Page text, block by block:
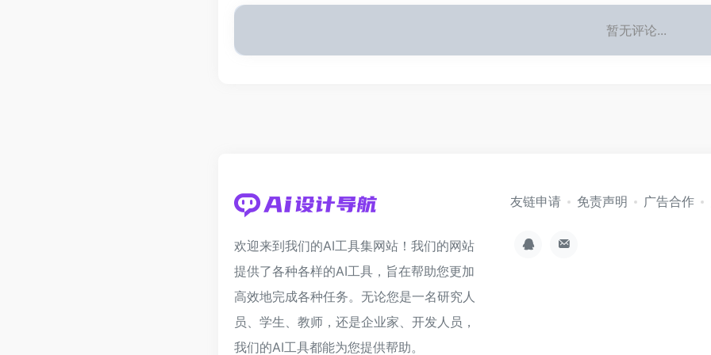
暂无评论...
欢迎来到我们的AI工具集网站！我们的网站
提供了各种各样的AI工具，旨在帮助您更加
高效地完成各种任务。无论您是一名研究人
员、学生、教师，还是企业家、开发人员，
我们的AI工具都能为您提供帮助。
友链申请 免责声明 广告合作